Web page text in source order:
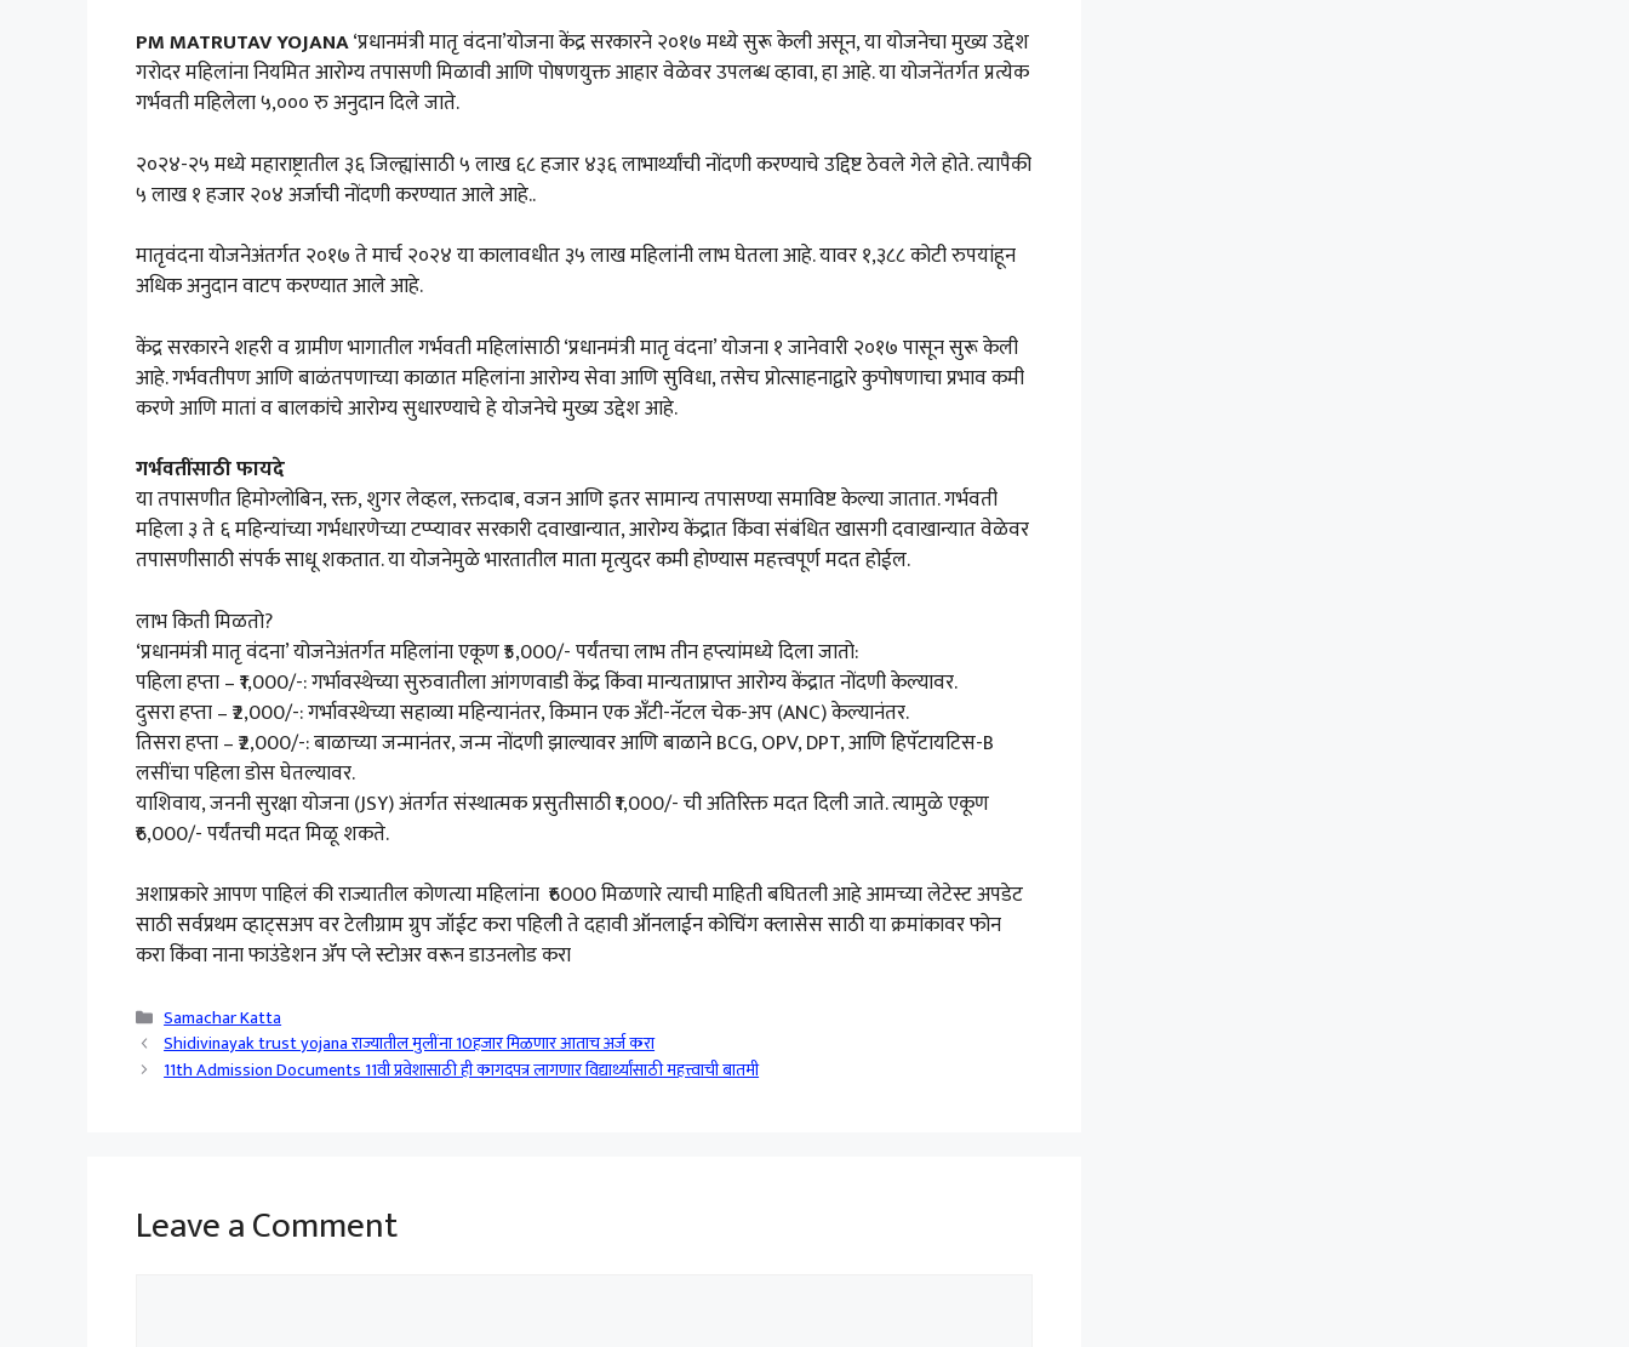
PM MATRUTAV YOJANA‘प्रधानमंत्री मातृ वंदना’योजना केंद्र सरकारने २०१७ मध्ये सुरू केली असून, या योजनेचा मुख्य उद्देश
गरोदर महिलांना नियमित आरोग्य तपासणी मिळावी आणि पोषणयुक्त आहार वेळेवर उपलब्ध व्हावा, हा आहे. या योजनेंतर्गत प्रत्येक
गर्भवती महिलेला ५,००० रु अनुदान दिले जाते.
२०२४-२५ मध्ये महाराष्ट्रातील ३६ जिल्ह्यांसाठी ५ लाख ६८ हजार ४३६ लाभार्थ्यांची नोंदणी करण्याचे उद्दिष्ट ठेवले गेले होते. त्यापैकी
५ लाख १ हजार २०४ अर्जाची नोंदणी करण्यात आले आहे..
मातृवंदना योजनेअंतर्गत २०१७ ते मार्च २०२४ या कालावधीत ३५ लाख महिलांनी लाभ घेतला आहे. यावर १,३८८ कोटी रुपयांहून
अधिक अनुदान वाटप करण्यात आले आहे.
केंद्र सरकारने शहरी व ग्रामीण भागातील गर्भवती महिलांसाठी ‘प्रधानमंत्री मातृ वंदना’ योजना १ जानेवारी २०१७ पासून सुरू केली
आहे. गर्भवतीपण आणि बाळंतपणाच्या काळात महिलांना आरोग्य सेवा आणि सुविधा, तसेच प्रोत्साहनाद्वारे कुपोषणाचा प्रभाव कमी
करणे आणि मातां व बालकांचे आरोग्य सुधारण्याचे हे योजनेचे मुख्य उद्देश आहे.
गर्भवतींसाठी फायदे
या तपासणीत हिमोग्लोबिन, रक्त, शुगर लेव्हल, रक्तदाब, वजन आणि इतर सामान्य तपासण्या समाविष्ट केल्या जातात. गर्भवती
महिला ३ ते ६ महिन्यांच्या गर्भधारणेच्या टप्प्यावर सरकारी दवाखान्यात, आरोग्य केंद्रात किंवा संबंधित खासगी दवाखान्यात वेळेवर
तपासणीसाठी संपर्क साधू शकतात. या योजनेमुळे भारतातील माता मृत्युदर कमी होण्यास महत्त्वपूर्ण मदत होईल.
लाभ किती मिळतो?
‘प्रधानमंत्री मातृ वंदना’ योजनेअंतर्गत महिलांना एकूण ₹5,000/- पर्यंतचा लाभ तीन हप्त्यांमध्ये दिला जातो:
पहिला हप्ता – ₹1,000/-: गर्भावस्थेच्या सुरुवातीला आंगणवाडी केंद्र किंवा मान्यताप्राप्त आरोग्य केंद्रात नोंदणी केल्यावर.
दुसरा हप्ता – ₹2,000/-: गर्भावस्थेच्या सहाव्या महिन्यानंतर, किमान एक अँटी-नॅटल चेक-अप (ANC) केल्यानंतर.
तिसरा हप्ता – ₹2,000/-: बाळाच्या जन्मानंतर, जन्म नोंदणी झाल्यावर आणि बाळाने BCG, OPV, DPT, आणि हिपॅटायटिस-B
लसींचा पहिला डोस घेतल्यावर.
याशिवाय, जननी सुरक्षा योजना (JSY) अंतर्गत संस्थात्मक प्रसुतीसाठी ₹1,000/- ची अतिरिक्त मदत दिली जाते. त्यामुळे एकूण
₹6,000/- पर्यंतची मदत मिळू शकते.
अशाप्रकारे आपण पाहिलं की राज्यातील कोणत्या महिलांना ₹6000 मिळणारे त्याची माहिती बघितली आहे आमच्या लेटेस्ट अपडेट
साठी सर्वप्रथम व्हाट्सअप वर टेलीग्राम ग्रुप जॉईट करा पहिली ते दहावी ऑनलाईन कोचिंग क्लासेस साठी या क्रमांकावर फोन
करा किंवा नाना फाउंडेशन ॲप प्ले स्टोअर वरून डाउनलोड करा
Categories
Samachar Katta
Shidivinayak trust yojana राज्यातील मुलींना 10हजार मिळणार आताच अर्ज करा
11th Admission Documents 11वी प्रवेशासाठी ही कागदपत्र लागणार विद्यार्थ्यांसाठी महत्त्वाची बातमी
Leave a Comment